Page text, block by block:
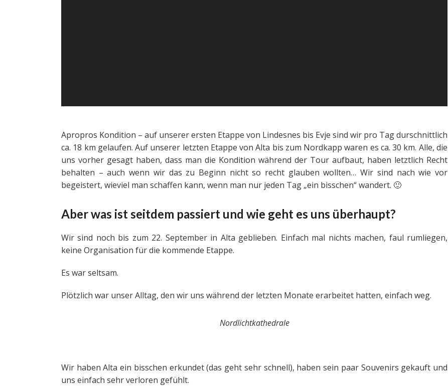
Apropros Kondition – auf unserer ersten Etappe von Lindesnes bis Evje sind wir pro Tag durschnittlich
ca. 18 km gelaufen. Auf unserer letzten Etappe von Alta bis zum Nordkapp waren es ca. 30 km. Alle, die
uns vorher gesagt haben, dass man die Kondition während der Tour aufbaut, haben letztlich Recht
behalten – auch wenn wir das zu Beginn nicht so recht glauben wollten… Wir sind nach wie vor
begeistert, wieviel man schaffen kann, wenn man nur jeden Tag „ein bisschen“ wandert. 🙂
Aber was ist seitdem passiert und wie geht es uns überhaupt?
Wir sind noch bis zum 22. September in Alta geblieben. Einfach mal nichts machen, faul rumliegen,
keine Organisation für die kommende Etappe.
Es war seltsam.
Plötzlich war unser Alltag, den wir uns während der letzten Monate erarbeitet hatten, einfach weg.
Nordlichtkathedrale
Wir haben Alta ein bisschen erkundet (das geht sehr schnell), haben sein paar Souvenirs gekauft und
uns einfach sehr verloren gefühlt.